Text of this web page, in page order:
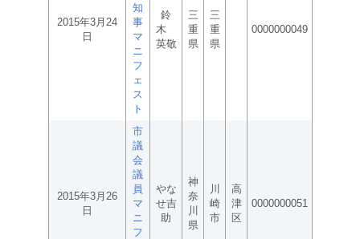
2015年3月24
日
知
事
マ
ニ
フ
ェ
ス
ト
鈴
木
英敬
三
重
県
三
重
県
0000000049
2015年3月26
日
市
議
会
議
員
マ
ニ
フ
やな
せ吉
助
神
奈
川
県
川
崎
市
高
津
区
0000000051